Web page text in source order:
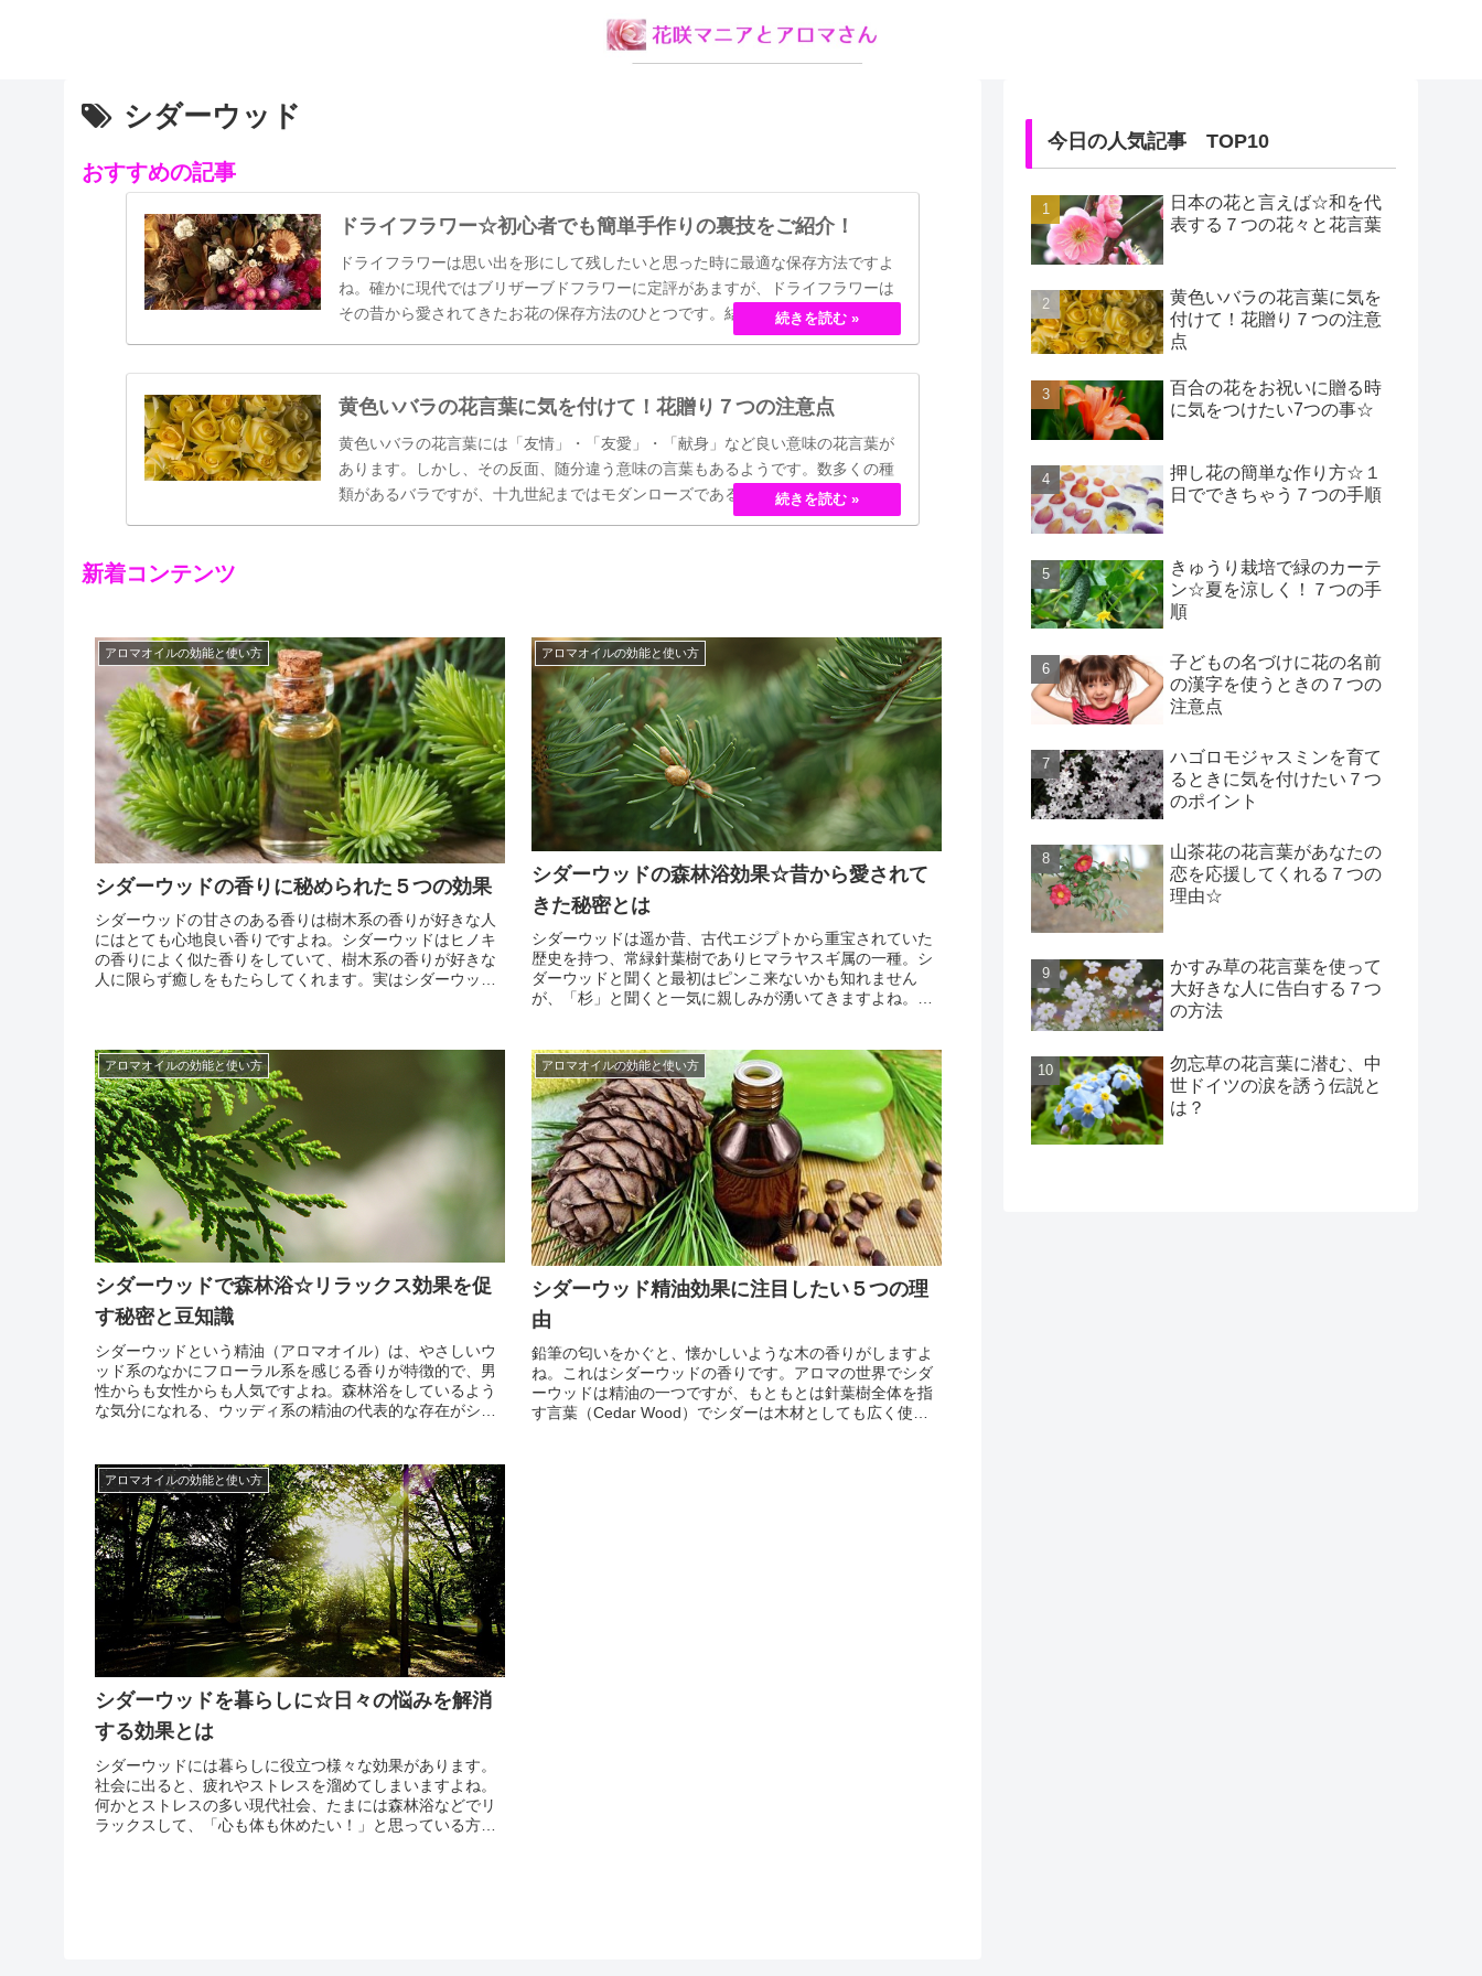
シダーウッド
おすすめの記事
ドライフラワー☆初心者でも簡単手作りの裏技をご紹介！
ドライフラワーは思い出を形にして残したいと思った時に最適な保存方法ですよ
ね。確かに現代ではブリザーブドフラワーに定評があますが、ドライフラワーは
その昔から愛されてきたお花の保存方法のひとつです。結婚式のブーケなどに使
われた花など、今では押し花のサービスが有名ですが、昔はドライフラワーでも
黄色いバラの花言葉に気を付けて！花贈り７つの注意点
黄色いバラの花言葉には「友情」・「友愛」・「献身」など良い意味の花言葉が
あります。しかし、その反面、随分違う意味の言葉もあるようです。数多くの種
類があるバラですが、十九世紀まではモダンローズである「ハイブリット・ティ
ー」の中には、黄色のバラというのは、存在していませんでした。しかし、フラ
新着コンテンツ
アロマオイルの効能と使い方
シダーウッドの香りに秘められた５つの効果
シダーウッドの甘さのある香りは樹木系の香りが好きな人
にはとても心地良い香りですよね。シダーウッドはヒノキ
の香りによく似た香りをしていて、樹木系の香りが好きな
人に限らず癒しをもたらしてくれます。実はシダーウッド
アロマオイルの効能と使い方
シダーウッドの森林浴効果☆昔から愛されて
きた秘密とは
シダーウッドは遥か昔、古代エジプトから重宝されていた
歴史を持つ、常緑針葉樹でありヒマラヤスギ属の一種。シ
ダーウッドと聞くと最初はピンこ来ないかも知れません
が、「杉」と聞くと一気に親しみが湧いてきますよね。そ
独特のウッ...
アロマオイルの効能と使い方
シダーウッドで森林浴☆リラックス効果を促
す秘密と豆知識
シダーウッドという精油（アロマオイル）は、やさしいウ
ッド系のなかにフローラル系を感じる香りが特徴的で、男
性からも女性からも人気ですよね。森林浴をしているよう
な気分になれる、ウッディ系の精油の代表的な存在がシダ
てどんな...
アロマオイルの効能と使い方
シダーウッド精油効果に注目したい５つの理
由
鉛筆の匂いをかぐと、懐かしいような木の香りがしますよ
ね。これはシダーウッドの香りです。アロマの世界でシダ
ーウッドは精油の一つですが、もともとは針葉樹全体を指
す言葉（Cedar Wood）でシダーは木材としても広く使わ
アロマオイルの効能と使い方
シダーウッドを暮らしに☆日々の悩みを解消
する効果とは
シダーウッドには暮らしに役立つ様々な効果があります。
社会に出ると、疲れやストレスを溜めてしまいますよね。
何かとストレスの多い現代社会、たまには森林浴などでリ
ラックスして、「心も体も休めたい！」と思っている方は
今日の人気記事 TOP10
日本の花と言えば☆和を代
表する７つの花々と花言葉
黄色いバラの花言葉に気を
付けて！花贈り７つの注意
点
百合の花をお祝いに贈る時
に気をつけたい7つの事☆
押し花の簡単な作り方☆１
日でできちゃう７つの手順
きゅうり栽培で緑のカーテ
ン☆夏を涼しく！７つの手
順
子どもの名づけに花の名前
の漢字を使うときの７つの
注意点
ハゴロモジャスミンを育て
るときに気を付けたい７つ
のポイント
山茶花の花言葉があなたの
恋を応援してくれる７つの
理由☆
かすみ草の花言葉を使って
大好きな人に告白する７つ
の方法
勿忘草の花言葉に潜む、中
世ドイツの涙を誘う伝説と
は？